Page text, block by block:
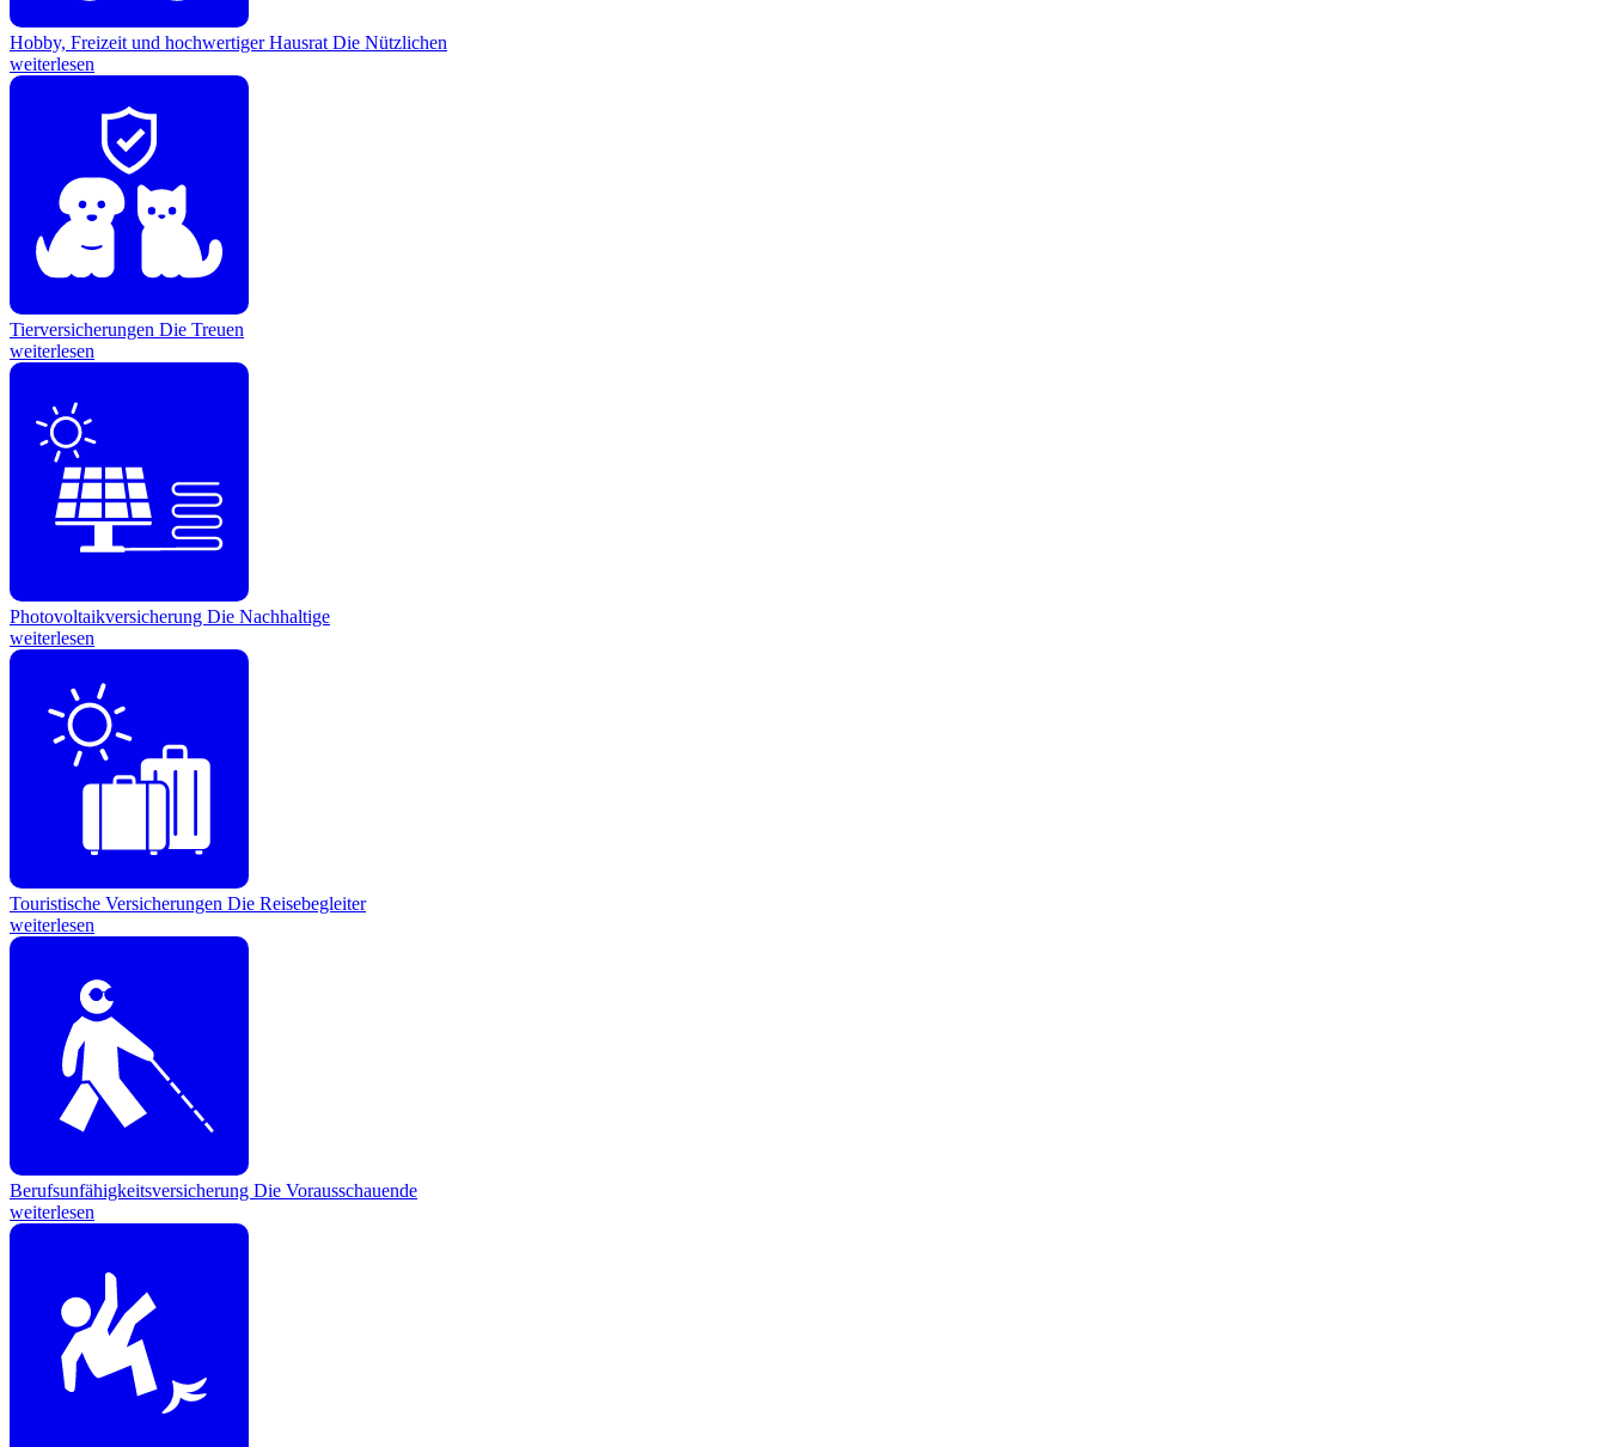
Hobby, Freizeit und hochwertiger Hausrat Die Nützlichen
weiterlesen
Tierversicherungen Die Treuen
weiterlesen
Photovoltaikversicherung Die Nachhaltige
weiterlesen
Touristische Versicherungen Die Reisebegleiter
weiterlesen
Berufsunfähigkeitsversicherung Die Vorausschauende
weiterlesen